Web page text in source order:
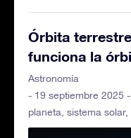
Órbita
funciona la
Astronomía
- 19 septiembre 2025
planeta sistema solar,